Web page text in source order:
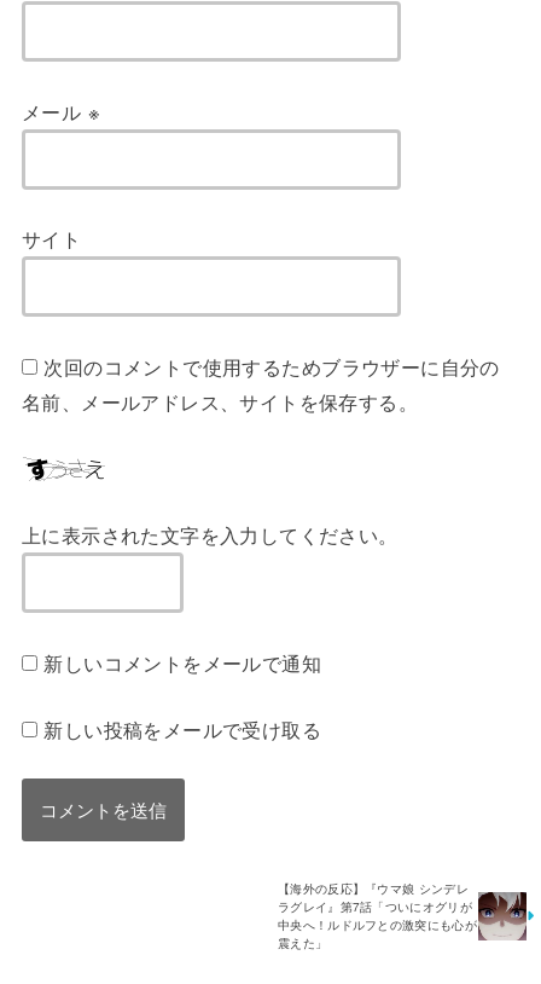
メール ※
サイト
次回のコメントで使用するためブラウザーに自分の
名前、メールアドレス、サイトを保存する。
上に表示された文字を入力してください。
新しいコメントをメールで通知
新しい投稿をメールで受け取る
【海外の反応】『ウマ娘 シンデレ
ラグレイ』第7話「ついにオグリが
中央へ！ルドルフとの激突にも心が
震えた」